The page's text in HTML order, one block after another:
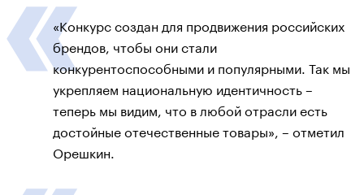
«Конкурс создан для продвижения российских
брендов, чтобы они стали
конкурентоспособными и популярными. Так мы
укрепляем национальную идентичность –
теперь мы видим, что в любой отрасли есть
достойные отечественные товары», – отметил
Орешкин.